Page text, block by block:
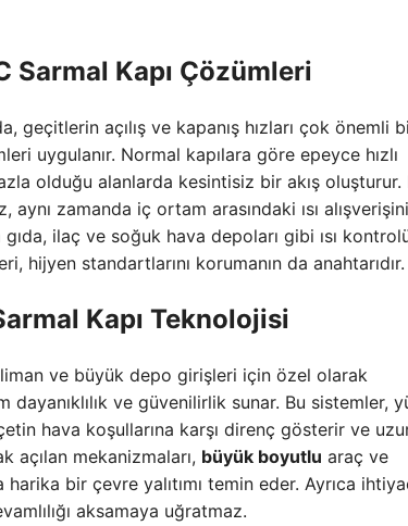
Sarmal Kapı Çözümleri
açılış ve kapanış hızları çok önemli
uygulanır. Normal kapılara göre epeyce hızlı
olduğu alanlarda kesintisiz bir akış oluşturur.
zamanda iç ortam arasındaki ısı
ilaç ve soğuk hava depoları gibi ısı
hijyen standartlarını korumanın da anahtarıdır.
Kapı Teknolojisi
liman ve büyük depo girişleri için özel olarak
dayanıklılık ve güvenilirlik sunar. Bu sistemler,
hava koşullarına karşı direnç gösterir ve
açılan mekanizmaları, büyük boyutlu araç ve
harika bir çevre yalıtımı temin eder. Ayrıca
aksamaya uğratmaz.